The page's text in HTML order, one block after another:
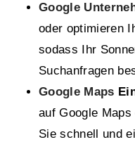
Google
oder optimieren
sodass Ihr
Suchanfragen
Google Maps
auf Google
Sie schnell und